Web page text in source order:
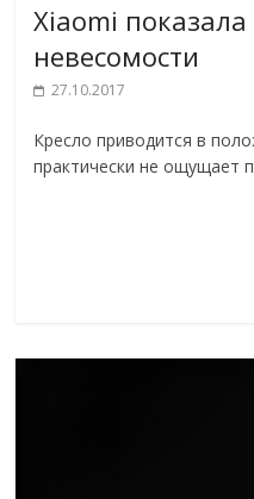
Xiaomi
невесомости
27.10.2017
Кресло приводится в
практически не ощущает